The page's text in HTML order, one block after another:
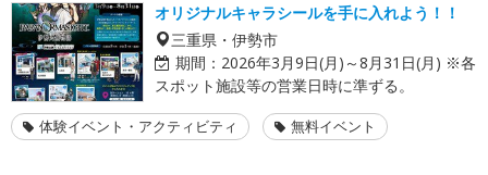
オリジナルキャラシールを手に入れよう！！
三重県・伊勢市
期間： 2026年3月9日(月)～8月31日(月) ※各
スポット施設等の営業日時に準ずる。
体験イベント・アクティビティ 無料イベント